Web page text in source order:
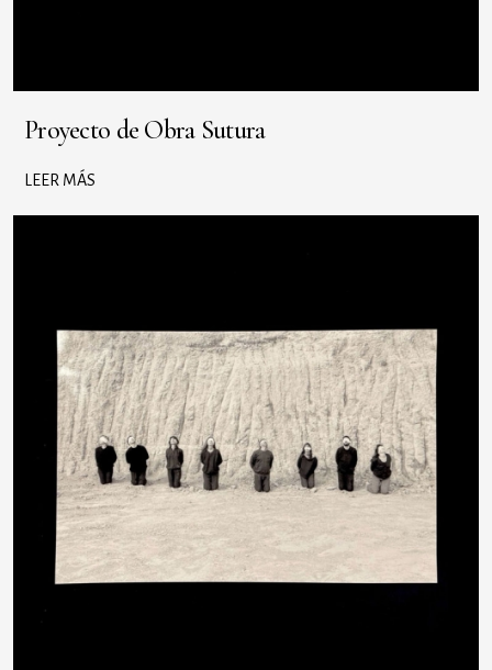
Proyecto de Obra Sutura
LEER MÁS